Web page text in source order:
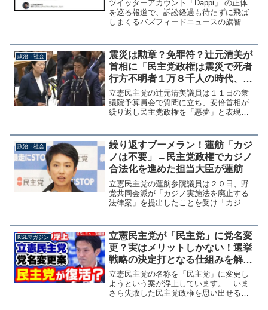
ツイッターアカウント「Dappi」 の正体
を巡る報道で、訴訟経過も待たずに飛ば
しまくるバズフィードニュースの旗智広
ンを当サイトでも何度か指摘をしており
擁護するつも...
政治・社会
震災は勲章？免罪符？辻元清美が
首相に「民主党政権は震災で死者
行方不明者１万８千人の時代、悪
夢と呼ぶな！」
立憲民主党の辻元清美議員は１１日の衆
議院予算員会で質問に立ち、安倍首相が
繰り返し民主党政権を「悪夢」と表現す
し安倍首相は「経済政策について説明す
るには比較が分かり易い」...
政治・社会
繰り返すブーメラン！蓮舫「カジ
ノは不要」→民主党政権でカジノ
合法化を進めた担当大臣が蓮舫
立憲民主党の蓮舫参院議員は２０日、野
党共同会派が「カジノ実施法を廃止する
法律案」を提出したことを受け「カジノ
政権の説明には納得できません。」とツ
イッターに投稿した。 ...
KSLマガジン
立憲民主党が「民主党」に党名変
更？実はメリットしかない！選挙
戦略の決定打となる仕組みを解説
【KSLチャンネル】マガジン255
号
立憲民主党の名称を「民主党」に変更し
ようという案が浮上しています。 いま
さら失敗した民主党政権を思い出せるな